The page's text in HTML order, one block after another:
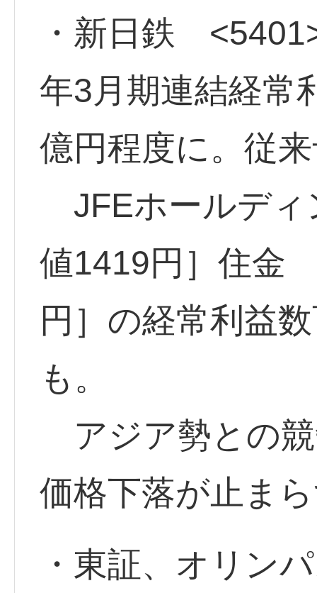
・新日鉄
年3月期連結経常
億円程度に。従
JFEホールデ
値1419円］住金
円］の経常利益
も。
アジア勢との
価格下落が止ま
・東証、オリン